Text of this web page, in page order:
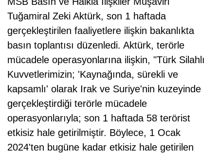
Tuğamiral Zeki Aktürk, son 1 haftada
gerçekleştirilen faaliyetlere ilişkin bakanlıkta
basın toplantısı düzenledi. Aktürk, terörle
mücadele operasyonlarına ilişkin, "Türk Silahlı
Kuvvetlerimizin; 'Kaynağında, sürekli ve
kapsamlı' olarak Irak ve Suriye'nin kuzeyinde
gerçekleştirdiği terörle mücadele
operasyonlarıyla; son 1 haftada 58 terörist
etkisiz hale getirilmiştir. Böylece, 1 Ocak
2024'ten bugüne kadar etkisiz hale getirilen